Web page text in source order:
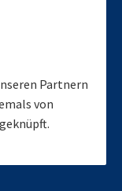
Partnern
von